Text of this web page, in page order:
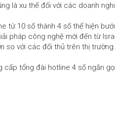
là xu thế đối với các doanh
từ 10 số thành 4 số thể hiện
pháp công nghệ mới đến từ
so với các đối thủ trên thị trường.
tổng đài hotline 4 số ngắn